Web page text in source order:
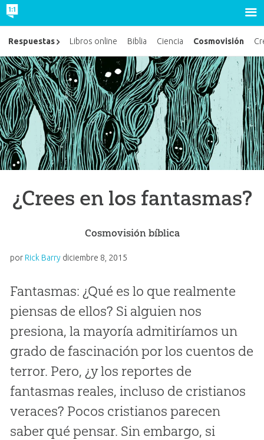
¿Crees en los fantasmas?
Cosmovisión bíblica
por Rick Barry diciembre 8, 2015
Fantasmas: ¿Qué es lo que realmente
piensas de ellos? Si alguien nos
presiona, la mayoría admitiríamos un
grado de fascinación por los cuentos de
terror. Pero, ¿y los reportes de
fantasmas reales, incluso de cristianos
veraces? Pocos cristianos parecen
saber qué pensar. Sin embargo, si
Respuestas Libros online Biblia Ciencia Cosmovisión